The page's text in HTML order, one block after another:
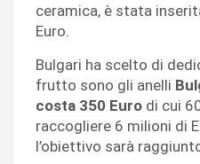
ceramica, è stata
Euro.
Bulgari ha scelto di
frutto sono gli anelli
costa 350 Euro di cui
raccogliere 6 milioni di
l’obiettivo sarà